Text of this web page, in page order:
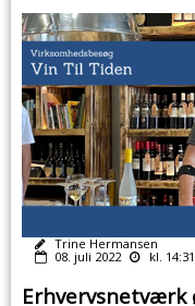
Trine Hermansen
08. juli 2022
kl. 14:31
Erhvervsnetværk